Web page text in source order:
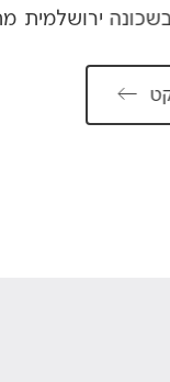
מתחדשת